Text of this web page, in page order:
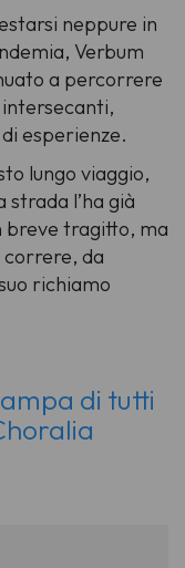
neppure in
Verbum
a percorrere
esperienze.
lungo viaggio,
strada l’ha già
breve tragitto, ma
correre, da
richiamo
di tutti